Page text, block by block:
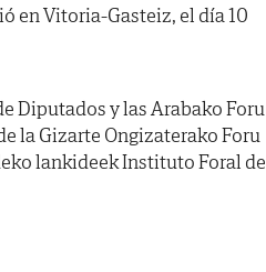
en Vitoria-Gasteiz, el día 10
Diputados y las Arabako Foru
la Gizarte Ongizaterako Foru
lankideek Instituto Foral de